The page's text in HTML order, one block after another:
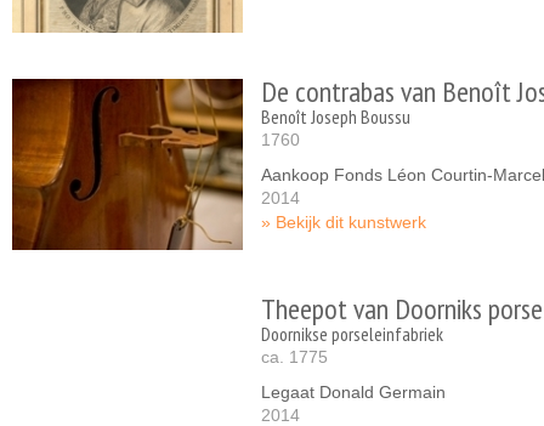
De contrabas van Benoît
Benoît Joseph Boussu
1760
Aankoop Fonds Léon Courtin-
2014
Bekijk dit kunstwerk
Theepot van Doorniks
Doornikse porseleinfabriek
ca. 1775
Legaat Donald Germain
2014